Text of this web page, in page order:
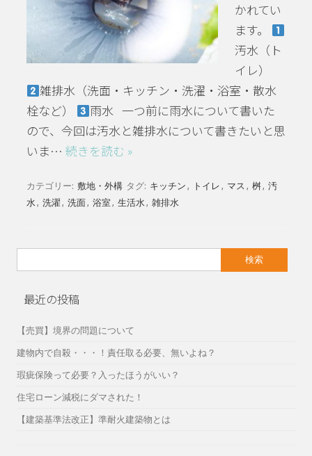
かれてい
ます。
汚水（ト
イレ）
雑排水（洗面・キッチン・洗濯・浴室・散水
栓など）
雨水 一つ前に雨水について書いた
ので、今回は汚水と雑排水について書きたいと思
いま… 続きを読む »
カテゴリー: 敷地・外構 タグ: キッチン , トイレ , マス , 桝, 汚
水 , 洗濯 , 洗面, 浴室 , 生活水 , 雑排水
索:
最近の投稿
【売買】境界の問題について
建物内で自殺・・・！責任取る必要、無いよね？
瑕疵保険って必要？入ったほうがいい？
住宅ローン減税にダマされた！
【建築基準法改正】準耐火建築物とは